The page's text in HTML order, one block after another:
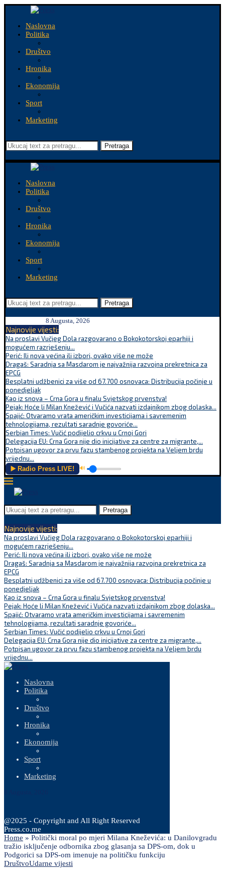
Naslovna
Politika
Društvo
Hronika
Ekonomija
Sport
Marketing
Pretraga
Naslovna
Politika
Društvo
Hronika
Ekonomija
Sport
Marketing
Pretraga
8 Augusta, 2026
Najnovije vijesti:
Na proslavi Vučjeg Dola razgovarano o Bokokotorskoj eparhiji i
mogućem razrješenju...
Perić: Ili nova većina ili izbori, ovako više ne može
Dragaš: Saradnja sa Masdarom je najvažnija razvojna prekretnica za
EPCG
Besplatni udžbenici za više od 67.700 osnovaca: Distribucija počinje u
ponedjeljak
Kao iz snova – Crna Gora u finalu Svjetskog prvenstva!
Pejak: Hoće li Milan Knežević i Vučića nazvati izdajnikom zbog dolaska...
Spajić: Otvaramo vrata američkim investicijama i savremenim
tehnologijama, rezultati saradnje govoriće...
Serbian Times: Vučić podijelio crkvu u Crnoj Gori
Delegacija EU: Crna Gora nije dio inicijative za centre za migrante,...
Potpisan ugovor za prvu fazu stambenog projekta na Veljem brdu
vrijednu...
▶️ Radio Press LIVE! 🔊
Pretraga
Najnovije vijesti:
Na proslavi Vučjeg Dola razgovarano o Bokokotorskoj eparhiji i
mogućem razrješenju...
Perić: Ili nova većina ili izbori, ovako više ne može
Dragaš: Saradnja sa Masdarom je najvažnija razvojna prekretnica za
EPCG
Besplatni udžbenici za više od 67.700 osnovaca: Distribucija počinje u
ponedjeljak
Kao iz snova – Crna Gora u finalu Svjetskog prvenstva!
Pejak: Hoće li Milan Knežević i Vučića nazvati izdajnikom zbog dolaska...
Spajić: Otvaramo vrata američkim investicijama i savremenim
tehnologijama, rezultati saradnje govoriće...
Serbian Times: Vučić podijelio crkvu u Crnoj Gori
Delegacija EU: Crna Gora nije dio inicijative za centre za migrante,...
Potpisan ugovor za prvu fazu stambenog projekta na Veljem brdu
vrijednu...
Naslovna
Politika
Društvo
Hronika
Ekonomija
Sport
Marketing
@2025 - Copyright and All Right Reserved
Press.co.me
Home » Politički moral po mjeri Milana Kneževića: u Danilovgradu
tražio isključenje odbornika zbog glasanja sa DPS-om, dok u
Podgorici sa DPS-om imenuje na političku funkciju
DruštvoUdarne vijesti